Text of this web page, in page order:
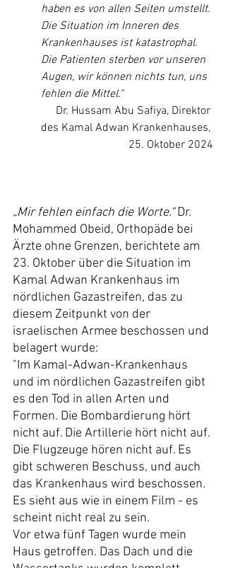
haben es von allen Seiten umstellt.
Die Situation im Inneren des
Krankenhauses ist katastrophal.
Die Patienten sterben vor unseren
Augen, wir können nichts tun, uns
fehlen die Mittel.“
Dr. Hussam Abu Safiya, Direktor
des Kamal Adwan Krankenhauses,
25. Oktober 2024
„Mir fehlen einfach die Worte.“ Dr.
Mohammed Obeid, Orthopäde bei
Ärzte ohne Grenzen, berichtete am
23. Oktober über die Situation im
Kamal Adwan Krankenhaus im
nördlichen Gazastreifen, das zu
diesem Zeitpunkt von der
israelischen Armee beschossen und
belagert wurde:
"Im Kamal-Adwan-Krankenhaus
und im nördlichen Gazastreifen gibt
es den Tod in allen Arten und
Formen. Die Bombardierung hört
nicht auf. Die Artillerie hört nicht auf.
Die Flugzeuge hören nicht auf. Es
gibt schweren Beschuss, und auch
das Krankenhaus wird beschossen.
Es sieht aus wie in einem Film - es
scheint nicht real zu sein.
Vor etwa fünf Tagen wurde mein
Haus getroffen. Das Dach und die